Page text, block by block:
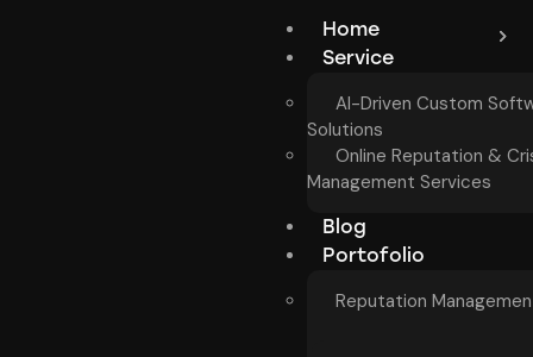
Home
Service
AI-Driven Custom
Solutions
Online Reputation &
Management Services
Blog
Portofolio
Reputation